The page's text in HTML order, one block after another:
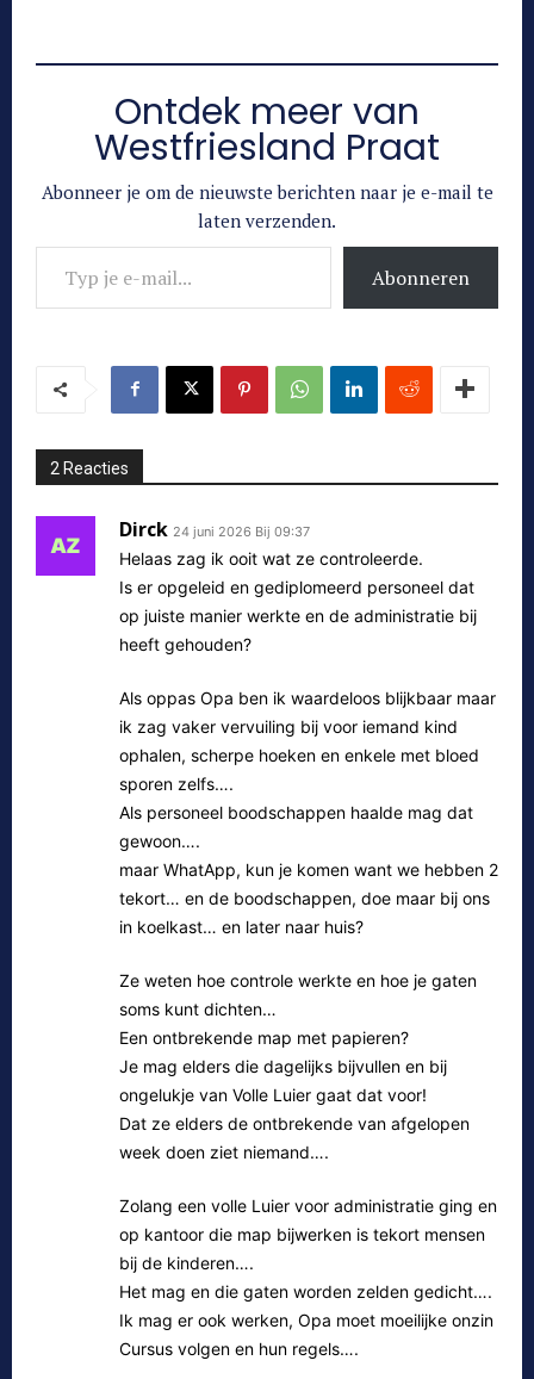
Ontdek meer van
Westfriesland Praat
Abonneer je om de nieuwste berichten naar je e-mail te
laten verzenden.
Typ je e-mail...
Abonneren
2 Reacties
Dirck 24 juni 2026 Bij 09:37
Helaas zag ik ooit wat ze controleerde.
Is er opgeleid en gediplomeerd personeel dat
op juiste manier werkte en de administratie bij
heeft gehouden?
Als oppas Opa ben ik waardeloos blijkbaar maar
ik zag vaker vervuiling bij voor iemand kind
ophalen, scherpe hoeken en enkele met bloed
sporen zelfs….
Als personeel boodschappen haalde mag dat
gewoon….
maar WhatApp, kun je komen want we hebben 2
tekort… en de boodschappen, doe maar bij ons
in koelkast… en later naar huis?
Ze weten hoe controle werkte en hoe je gaten
soms kunt dichten…
Een ontbrekende map met papieren?
Je mag elders die dagelijks bijvullen en bij
ongelukje van Volle Luier gaat dat voor!
Dat ze elders de ontbrekende van afgelopen
week doen ziet niemand….
Zolang een volle Luier voor administratie ging en
op kantoor die map bijwerken is tekort mensen
bij de kinderen….
Het mag en die gaten worden zelden gedicht….
Ik mag er ook werken, Opa moet moeilijke onzin
Cursus volgen en hun regels….